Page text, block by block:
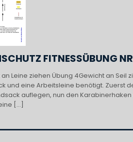
FITNESSÜBUNG
Leine ziehen Übung 4Gewicht an Seil
und eine Arbeitsleine benötigt. Zuerst
auflegen, nun den
[…]